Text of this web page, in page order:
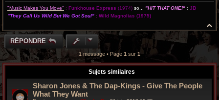
"Music Makes You Move" : Funkhouse Express (1974) so... "HIT THAT ONE!" : JB
"They Call Us Wild But We Got Soul" : Wild Magnolias (1975)
a
t
RÉPONDRE
1 message • Page 1 sur 1
Sujets similaires
Sharon Jones & The Dap-Kings - Give The People
What They Want